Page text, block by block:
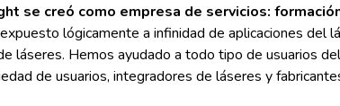
se creó como empresa de servicios:
lógicamente a infinidad de aplicaciones
láseres. Hemos ayudado a todo tipo de usuarios
de usuarios, integradores de láseres y